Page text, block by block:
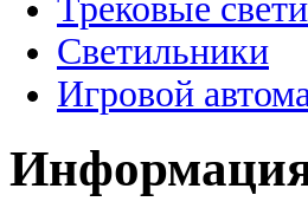
Трековые
Светильники
Игровой